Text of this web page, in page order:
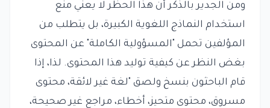
ومن الجدير بالذكر أن هذا الحظر لا يعني منع
استخدام النماذج اللغوية الكبيرة، بل يتطلب من
المؤلفين تحمل "المسؤولية الكاملة" عن المحتوى
بغض النظر عن كيفية توليد هذا المحتوى. لذا، إذا
قام الباحثون بنسخ ولصق "لغة غير لائقة، محتوى
مسروق، محتوى متحيز، أخطاء، مراجع غير صحيحة،